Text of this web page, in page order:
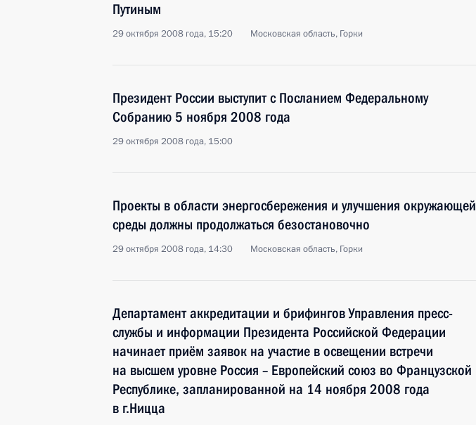
Путиным
29 октября 2008 года, 15:20 Московская область, Горки
Президент России выступит с Посланием Федеральному
Собранию 5 ноября 2008 года
29 октября 2008 года, 15:00
Проекты в области энергосбережения и улучшения окружающей
среды должны продолжаться безостановочно
29 октября 2008 года, 14:30 Московская область, Горки
Департамент аккредитации и брифингов Управления пресс-
службы и информации Президента Российской Федерации
начинает приём заявок на участие в освещении встречи
на высшем уровне Россия – Европейский союз во Французской
Республике, запланированной на 14 ноября 2008 года
в г.Ницца